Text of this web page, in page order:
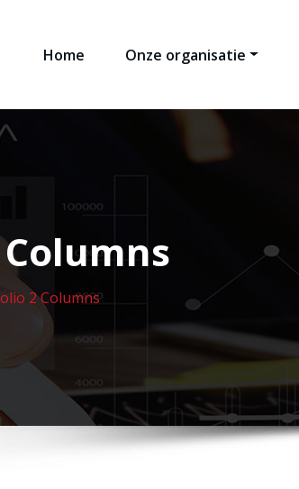
Home Onze organisatie
2 Columns